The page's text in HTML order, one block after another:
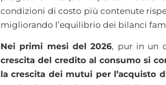
condizioni di costo più contenute
migliorando l’equilibrio dei bilanci
Nei primi mesi del 2026, pur in un
crescita del credito al consumo si
la crescita dei mutui per l’acquisto